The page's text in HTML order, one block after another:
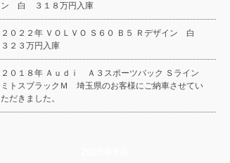
ン 白 ３１８万円入庫
２０２２年 ＶＯＬＶＯ Ｓ６０ Ｂ５ Ｒデザイン 白
３２３万円入庫
２０１８年 Ａｕｄｉ Ａ３スポーツバック Ｓライン
ミトスブラックＭ 埼玉県のお客様にご納車させてい
ただきました。